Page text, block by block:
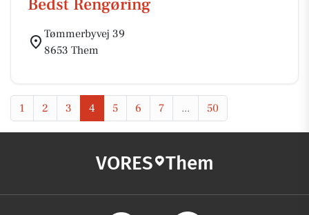
Bedst Rengøring
Tømmerbyvej 39
8653 Them
1 2 3 4 5 6 7 ... 50
VORES Them